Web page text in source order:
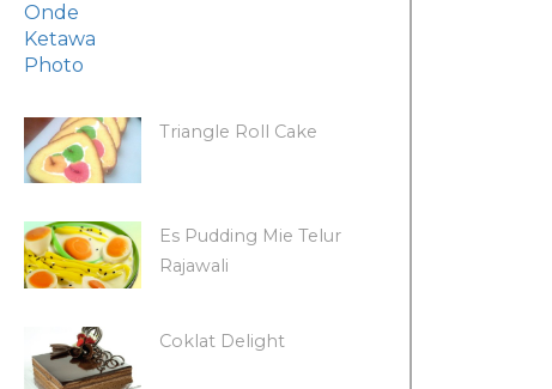
Triangle Roll Cake
Es Pudding Mie Telur
Rajawali
Coklat Delight